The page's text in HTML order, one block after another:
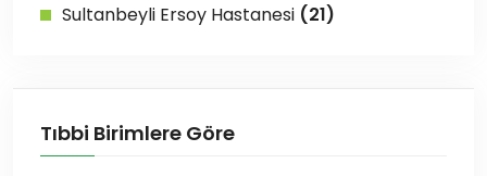
Sultanbeyli Ersoy Hastanesi (21)
Tıbbi Birimlere Göre